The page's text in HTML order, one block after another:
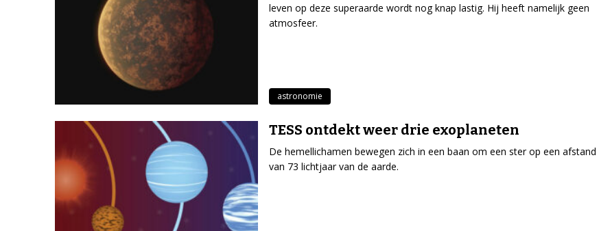
leven op deze superaarde wordt nog knap lastig. Hij heeft namelijk geen
atmosfeer.
astronomie
TESS ontdekt weer drie exoplaneten
De hemellichamen bewegen zich in een baan om een ster op een afstand
van 73 lichtjaar van de aarde.